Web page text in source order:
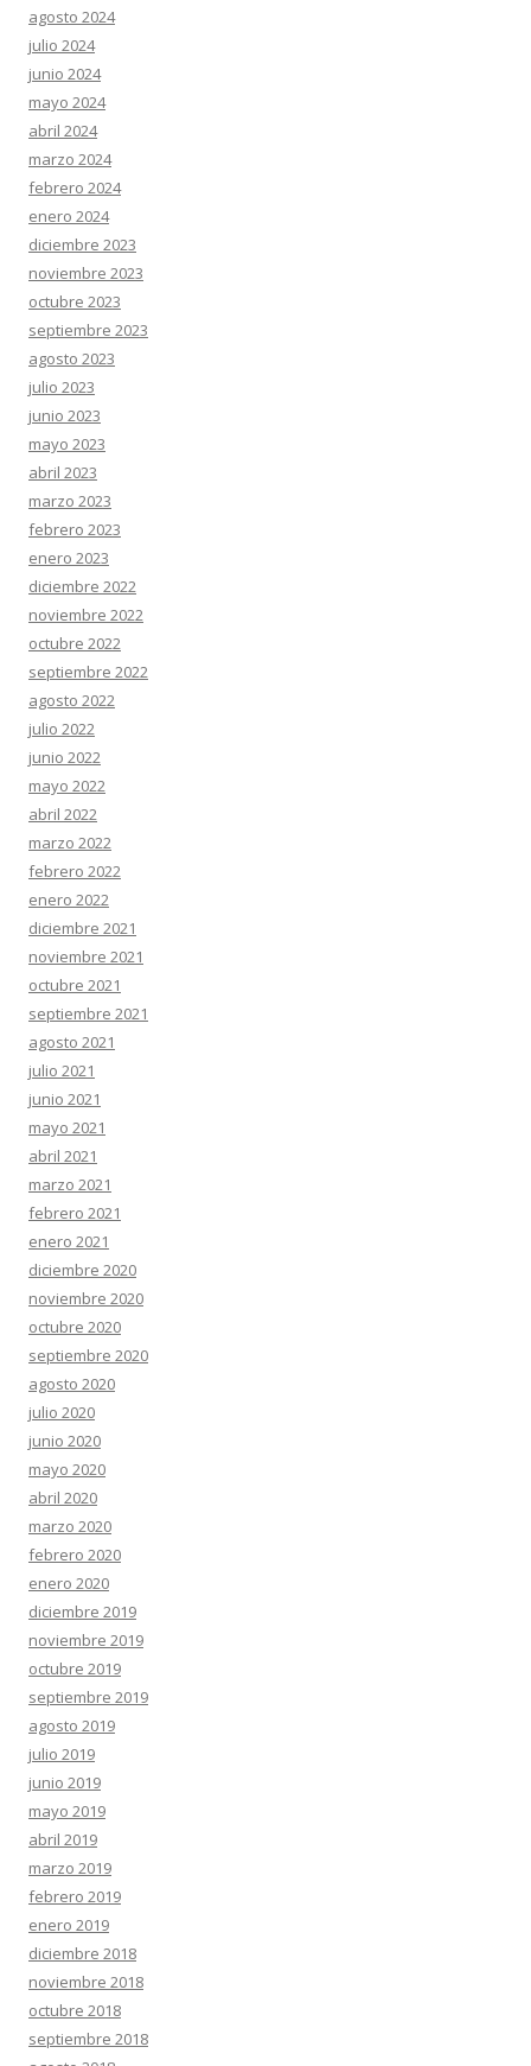
agosto 2024
julio 2024
junio 2024
mayo 2024
abril 2024
marzo 2024
febrero 2024
enero 2024
diciembre 2023
noviembre 2023
octubre 2023
septiembre 2023
agosto 2023
julio 2023
junio 2023
mayo 2023
abril 2023
marzo 2023
febrero 2023
enero 2023
diciembre 2022
noviembre 2022
octubre 2022
septiembre 2022
agosto 2022
julio 2022
junio 2022
mayo 2022
abril 2022
marzo 2022
febrero 2022
enero 2022
diciembre 2021
noviembre 2021
octubre 2021
septiembre 2021
agosto 2021
julio 2021
junio 2021
mayo 2021
abril 2021
marzo 2021
febrero 2021
enero 2021
diciembre 2020
noviembre 2020
octubre 2020
septiembre 2020
agosto 2020
julio 2020
junio 2020
mayo 2020
abril 2020
marzo 2020
febrero 2020
enero 2020
diciembre 2019
noviembre 2019
octubre 2019
septiembre 2019
agosto 2019
julio 2019
junio 2019
mayo 2019
abril 2019
marzo 2019
febrero 2019
enero 2019
diciembre 2018
noviembre 2018
octubre 2018
septiembre 2018